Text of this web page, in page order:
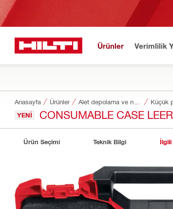
Ürünler Verimlilik
Anasayfa Ürünler Küçük
YENI CONSUMABLE CASE LEER
Ürün Seçimi Teknik Bilgi İlgili